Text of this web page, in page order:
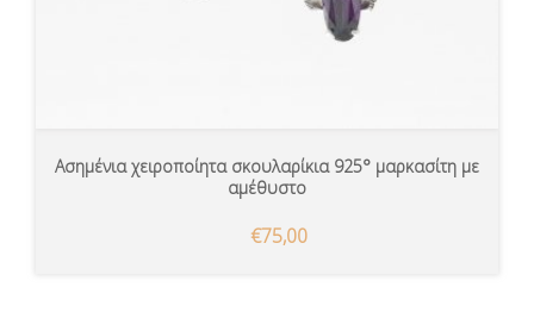
Ασημένια χειροποίητα σκουλαρίκια 925° μαρκασίτη με
αμέθυστο
€75,00